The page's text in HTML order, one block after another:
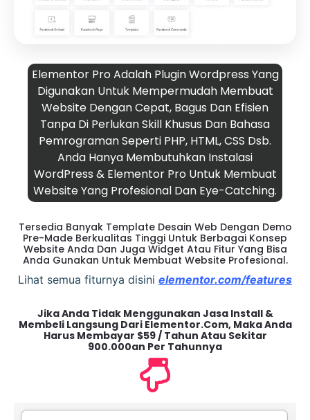
Elementor Pro Adalah Plugin Wordpress Yang
Digunakan Untuk Mempermudah Membuat
Website Dengan Cepat, Bagus Dan Efisien
Tanpa Di Perlukan Skill Khusus Dan Bahasa
Pemrograman Seperti PHP, HTML, CSS Dsb.
Anda Hanya Membutuhkan Instalasi
WordPress & Elementor Pro Untuk Membuat
Website Yang Profesional Dan Eye-Catching.
Tersedia Banyak Template Desain Web Dengan Demo
Pre-Made Berkualitas Tinggi Untuk Berbagai Konsep
Website Anda Dan Juga Widget Atau Fitur Yang Bisa
Anda Gunakan Untuk Membuat Website Profesional.
Lihat semua fiturnya disini elementor.com/features
Jika Anda Tidak Menggunakan Jasa Install &
Membeli Langsung Dari Elementor.com, Maka Anda
Harus Membayar $59 / Tahun Atau Sekitar
900.000an Per Tahunnya